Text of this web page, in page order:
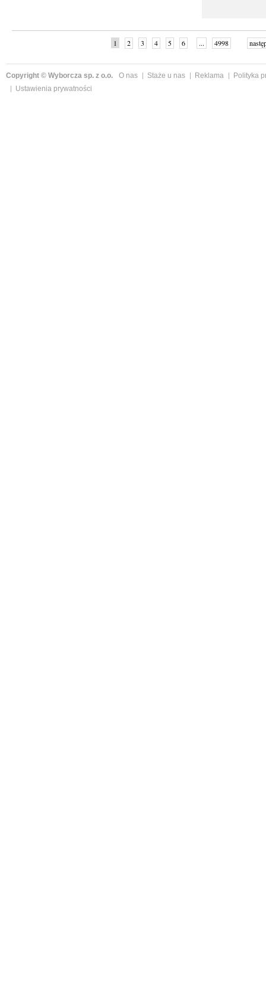
1 2 3 4 5 6 ... 4998
Copyright © Wyborcza sp. z o.o. O nas Staże u nas Reklama
Polityka
Ustawienia prywatności